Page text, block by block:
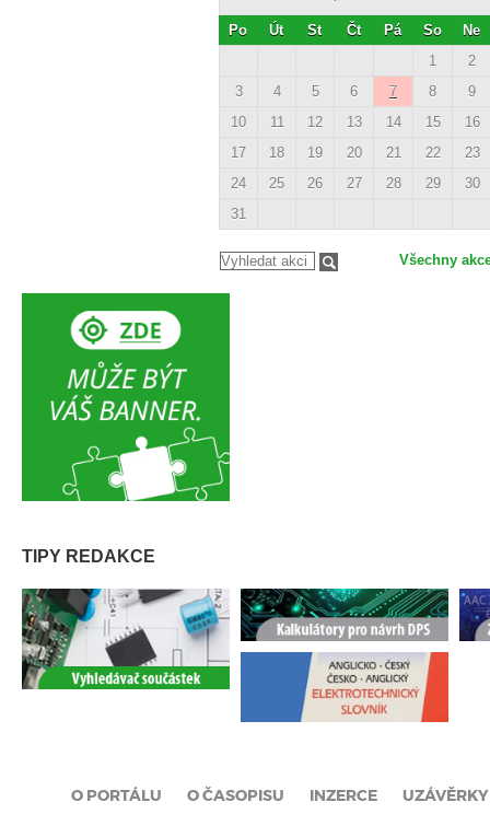
Po Út St Čt Pá So
Ne
1
2
3
4 5 6 7 8
9
10
11 12 13 14 15
16
17
18 19 20 21 22
23
24
25 26 27 28 29
30
31
Všechny
TIPY REDAKCE
O PORTÁLU O ČASOPISU INZERCE UZÁVĚRKY